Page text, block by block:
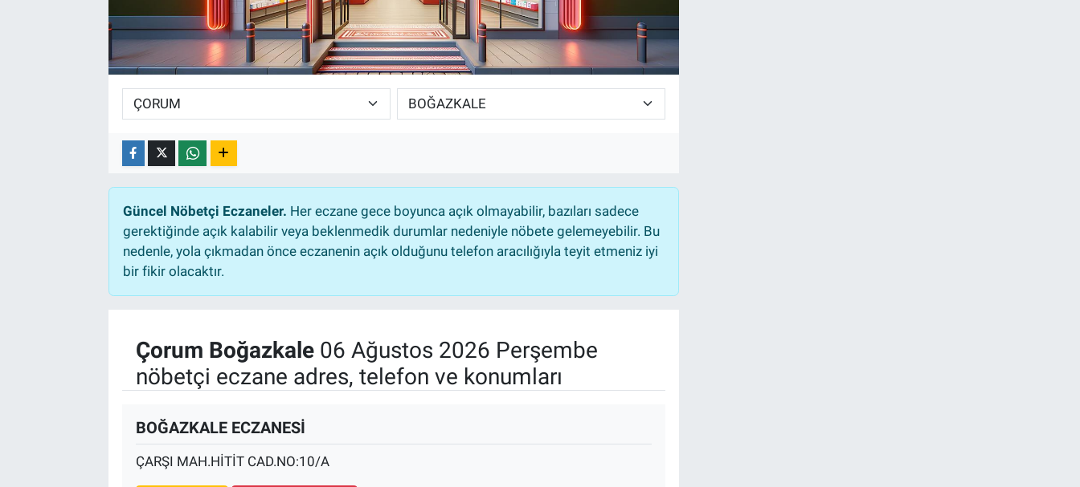
Güncel Nöbetçi Eczaneler. Her eczane gece boyunca açık olmayabilir, bazıları sadece
gerektiğinde açık kalabilir veya beklenmedik durumlar nedeniyle nöbete gelemeyebilir. Bu
nedenle, yola çıkmadan önce eczanenin açık olduğunu telefon aracılığıyla teyit etmeniz iyi
bir fikir olacaktır.
Çorum Boğazkale06 Ağustos 2026 Perşembe
nöbetçi eczane adres, telefon ve konumları
BOĞAZKALE ECZANESİ
ÇARŞI MAH.HİTİT CAD.NO:10/A
TEKNOLOJİ
Bilim, Teknoloji